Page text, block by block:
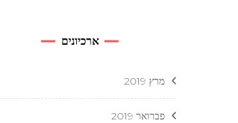
ארכיונים
מרץ 2019
פברואר 2019